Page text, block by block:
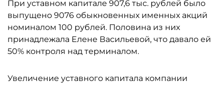
При уставном капитале 907,6 тыс. рублей было
выпущено 9076 обыкновенных именных акций
номиналом 100 рублей. Половина из них
принадлежала Елене Васильевой, что давало ей
50% контроля над терминалом.
Увеличение уставного капитала компании